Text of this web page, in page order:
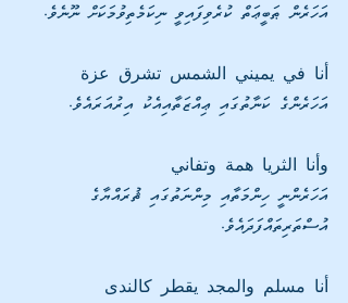
އަހަރެން ޠަބީޢަތް ކުރެވިފައިވީ ނިކަމެތިވުމަކަށް ނޫނެވެ.
أنا في يميني الشمس تشرق عزة
އަހަރެންގެ ކަނާތުގައި ޢިއްޒަތާއިއެކު އިރުއަރައެވެ.
وأنا الثريا همة وتفاني
އަހަރެންނީ ހިންމަތާއި މިންނަތުގައި ޘުރައްޔާގެ
އުސްތަރިތައްފަދައެވެ.
أنا مسلم والمجد يقطر كالندى